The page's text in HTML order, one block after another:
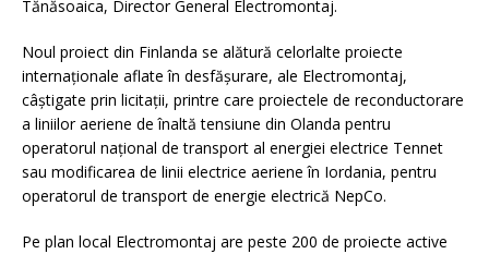
Tănăsoaica, Director General Electromontaj.
Noul proiect din Finlanda se alătură celorlalte proiecte
internaționale aflate în desfășurare, ale Electromontaj,
câștigate prin licitații, printre care proiectele de reconductorare
a liniilor aeriene de înaltă tensiune din Olanda pentru
operatorul național de transport al energiei electrice Tennet
sau modificarea de linii electrice aeriene în Iordania, pentru
operatorul de transport de energie electrică NepCo.
Pe plan local Electromontaj are peste 200 de proiecte active